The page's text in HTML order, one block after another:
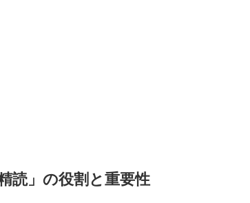
読」の役割と重要性